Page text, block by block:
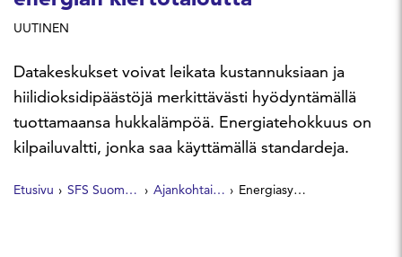
UUTINEN
Datakeskukset voivat leikata kustannuksiaan ja
hiilidioksidipäästöjä merkittävästi hyödyntämällä
tuottamaansa hukkalämpöä. Energiatehokkuus on
kilpailuvaltti, jonka saa käyttämällä standardeja.
Etusivu SFS Suomen Standardit Ajankohtaista Energiasyöpöt datakeskukset osaksi energian kiertotaloutta